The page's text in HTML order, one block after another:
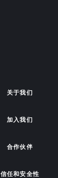
关于我们
加入我们
合作伙伴
信任和安全性